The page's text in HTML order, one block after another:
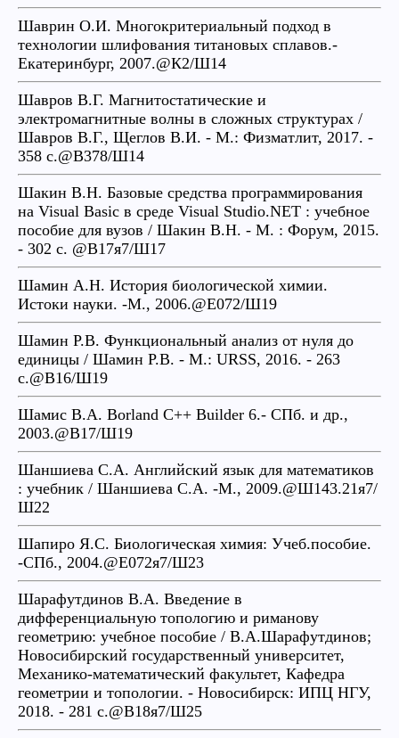
Шаврин О.И. Многокритериальный подход в
технологии шлифования титановых сплавов.-
Екатеринбург, 2007.@К2/Ш14
Шавров В.Г. Магнитостатические и
электромагнитные волны в сложных структурах /
Шавров В.Г., Щеглов В.И. - М.: Физматлит, 2017. -
358 с.@В378/Ш14
Шакин В.Н. Базовые средства программирования
на Visual Basic в среде Visual Studio.NET : учебное
пособие для вузов / Шакин В.Н. - М. : Форум, 2015.
- 302 с. @В17я7/Ш17
Шамин А.Н. История биологической химии.
Истоки науки. -М., 2006.@Е072/Ш19
Шамин Р.В. Функциональный анализ от нуля до
единицы / Шамин Р.В. - М.: URSS, 2016. - 263
с.@В16/Ш19
Шамис В.А. Borland C++ Builder 6.- СПб. и др.,
2003.@В17/Ш19
Шаншиева С.А. Английский язык для математиков
: учебник / Шаншиева С.А. -М., 2009.@Ш143.21я7/
Ш22
Шапиро Я.С. Биологическая химия: Учеб.пособие.
-СПб., 2004.@Е072я7/Ш23
Шарафутдинов В.А. Введение в
дифференциальную топологию и риманову
геометрию: учебное пособие / В.А.Шарафутдинов;
Новосибирский государственный университет,
Механико-математический факультет, Кафедра
геометрии и топологии. - Новосибирск: ИПЦ НГУ,
2018. - 281 с.@В18я7/Ш25